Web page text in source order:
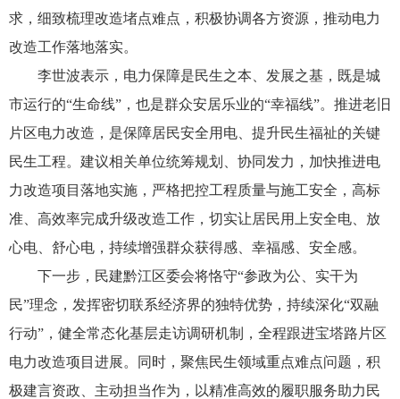
求，细致梳理改造堵点难点，积极协调各方资源，推动电力
改造工作落地落实。
李世波表示，电力保障是民生之本、发展之基，既是城
市运行的“生命线”，也是群众安居乐业的“幸福线”。推进老旧
片区电力改造，是保障居民安全用电、提升民生福祉的关键
民生工程。建议相关单位统筹规划、协同发力，加快推进电
力改造项目落地实施，严格把控工程质量与施工安全，高标
准、高效率完成升级改造工作，切实让居民用上安全电、放
心电、舒心电，持续增强群众获得感、幸福感、安全感。
下一步，民建黔江区委会将恪守“参政为公、实干为
民”理念，发挥密切联系经济界的独特优势，持续深化“双融
行动”，健全常态化基层走访调研机制，全程跟进宝塔路片区
电力改造项目进展。同时，聚焦民生领域重点难点问题，积
极建言资政、主动担当作为，以精准高效的履职服务助力民